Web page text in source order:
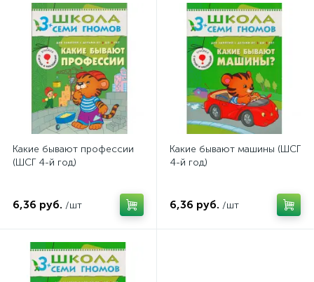
Какие бывают профессии
(ШСГ 4-й год)
6,36 руб. /шт
Какие бывают машины (ШСГ
4-й год)
6,36 руб. /шт